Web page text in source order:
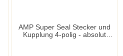
AMP Super Seal Stecker und
Kupplung 4-polig - absolut